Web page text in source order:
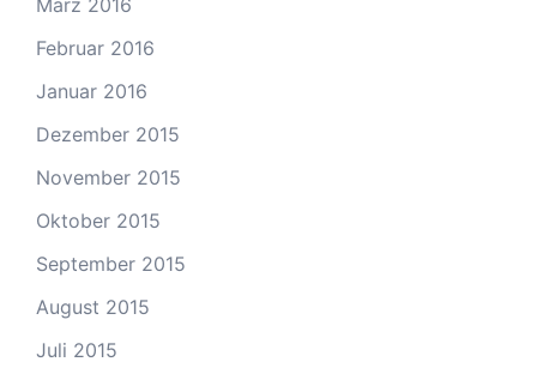
März 2016
Februar 2016
Januar 2016
Dezember 2015
November 2015
Oktober 2015
September 2015
August 2015
Juli 2015